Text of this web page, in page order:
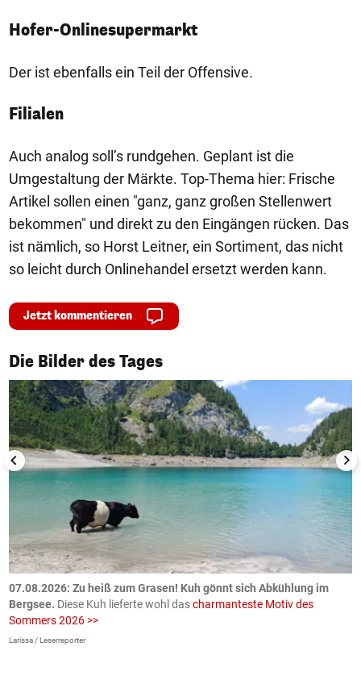
Hofer-Onlinesupermarkt
Der ist ebenfalls ein Teil der Offensive.
Filialen
Auch analog soll’s rundgehen. Geplant ist die
Umgestaltung der Märkte. Top-Thema hier: Frische
Artikel sollen einen "ganz, ganz großen Stellenwert
bekommen" und direkt zu den Eingängen rücken. Das
ist nämlich, so Horst Leitner, ein Sortiment, das nicht
so leicht durch Onlinehandel ersetzt werden kann.
Jetzt kommentieren
Die Bilder des Tages
1/50
07.08.2026: Zu heiß zum Grasen! Kuh gönnt sich Abkühlung im
Bergsee. Diese Kuh lieferte wohl dascharmanteste Motiv des
Sommers 2026 >>
Larissa / Leserreporter